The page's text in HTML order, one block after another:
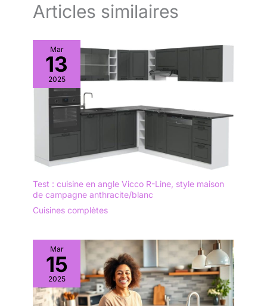
Articles similaires
Mar
13
2025
Test : cuisine en angle Vicco R-Line, style maison
de campagne anthracite/blanc
Cuisines complètes
Mar
15
2025